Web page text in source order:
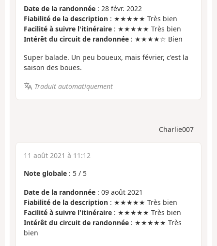
Date de la randonnée : 28 févr. 2022
Fiabilité de la description : ★★★★★ Très bien
Facilité à suivre l'itinéraire : ★★★★★ Très bien
Intérêt du circuit de randonnée : ★★★★☆ Bien
Super balade. Un peu boueux, mais février, c'est la
saison des boues.
Traduit automatiquement
Charlie007
11 août 2021 à 11:12
Note globale : 5 / 5
Date de la randonnée : 09 août 2021
Fiabilité de la description : ★★★★★ Très bien
Facilité à suivre l'itinéraire : ★★★★★ Très bien
Intérêt du circuit de randonnée : ★★★★★ Très
bien